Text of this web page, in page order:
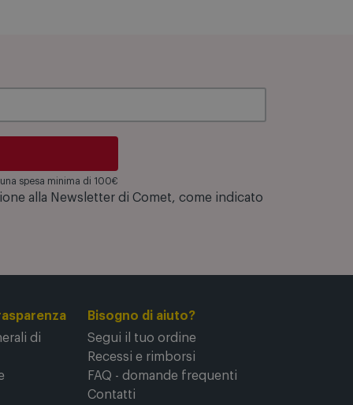
spesa minima di 100€
alla Newsletter di Comet, come indicato
di
Bisogno di aiuto?
Segui il tuo ordine
Recessi e rimborsi
FAQ - domande frequenti
Contatti